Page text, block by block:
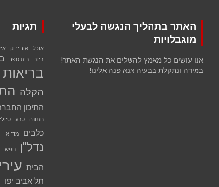
האתר בתהליך הנגשה לבעלי
מוגבלויות
אנו עושים כל מאמץ להשלים את הנגשת האתר!
במידה ונתקלת בבעיה אנא פנה אלינו!
תגיות
אוכל אור ירוק
ביוב
בית ספר
בריאות
הקלה
התיכון
חתונה טבע
כלבים
מד''א
נדל''ן
נופש
הבית
תל אביב יפו